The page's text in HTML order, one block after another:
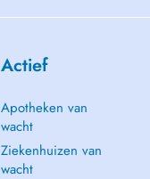
Actief
Apotheken van
wacht
Ziekenhuizen van
wacht